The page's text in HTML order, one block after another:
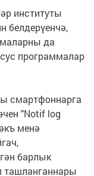
институты
белдерүенчә,
да
программалар
смартфоннарга
"Notif log
менә
барлык